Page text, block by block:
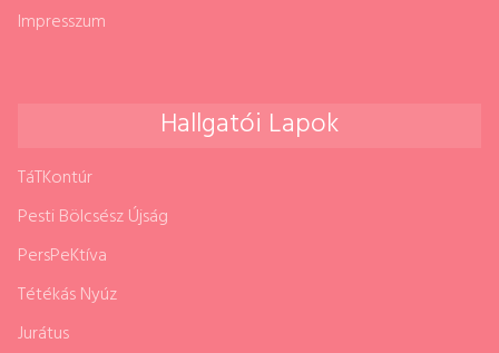
Impresszum
Hallgatói Lapok
TáTKontúr
Pesti Bölcsész Újság
PersPeKtíva
Tétékás Nyúz
Jurátus